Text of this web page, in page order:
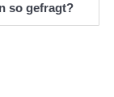
so gefragt?